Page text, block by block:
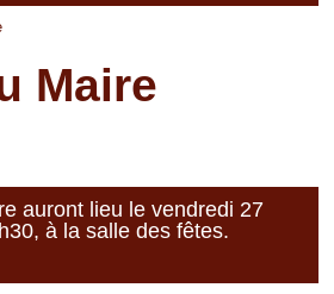
Maire
auront lieu le vendredi 27
à la salle des fêtes.